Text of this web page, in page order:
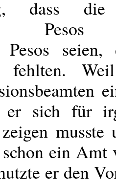
dass die
Pesos
Pesos
fehlten.
er sich für
musste
ein Amt
er den